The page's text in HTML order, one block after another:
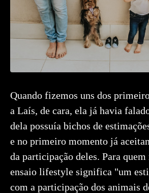
Quando fizemos uns dos
a Laís, de cara, ela já havia
dela possuía bichos de
e no primeiro momento já
da participação deles. Para quem
ensaio lifestyle significa "um
com a participação dos animais